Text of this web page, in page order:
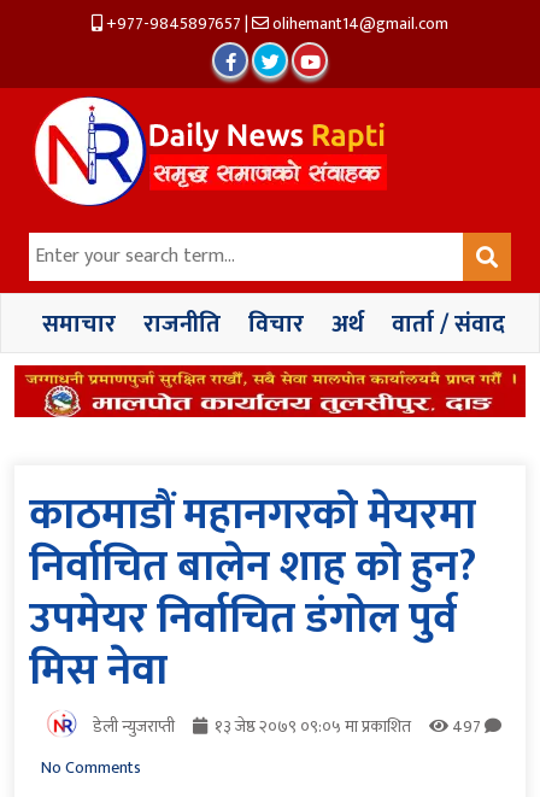
+977-9845897657| olihemant14@gmail.com
समाचार राजनीति विचार अर्थ वार्ता / संवाद
काठमाडौं महानगरको मेयरमा
निर्वाचित बालेन शाह को हुन?
उपमेयर निर्वाचित डंगोल पुर्व
मिस नेवा
डेली न्युजराप्ती १३ जेष्ठ २०७९ ०९:०५ मा प्रकाशित
497
No Comments